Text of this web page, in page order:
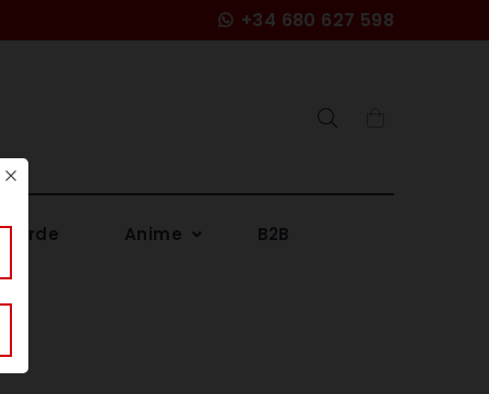
+34 680 627 598
verde Anime B2B